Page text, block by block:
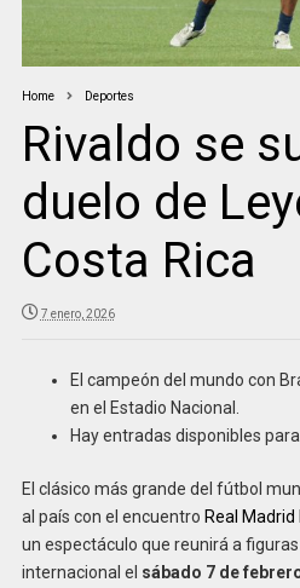
Home Deportes
Rivaldo se
duelo de
Costa Rica
7 enero, 2026
El campeón del mundo con
en el Estadio Nacional.
Hay entradas disponibles
El clásico más grande del fútbol
al país con el encuentro Real
un espectáculo que reunirá a
internacional el sábado 7 de